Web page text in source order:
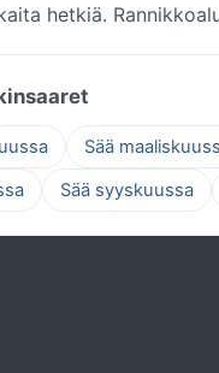
hetkiä.
Sää
Sää syyskuussa